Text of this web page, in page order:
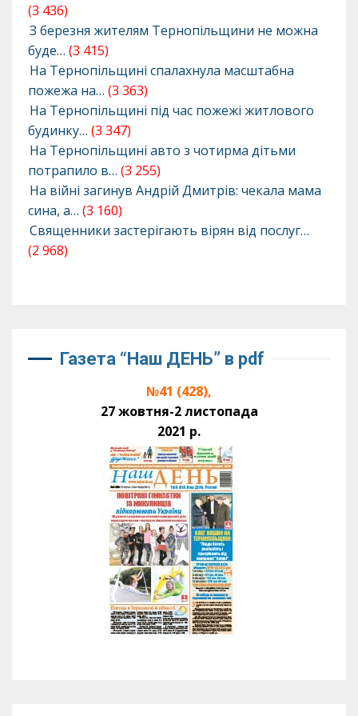
(3 436)
З березня жителям Тернопільщини не можна
буде… (3 415)
На Тернопільщині спалахнула масштабна
пожежа на… (3 363)
На Тернопільщині під час пожежі житлового
будинку… (3 347)
На Тернопільщині авто з чотирма дітьми
потрапило в… (3 255)
На війні загинув Андрій Дмитрів: чекала мама
сина, а… (3 160)
Священники застерігають вірян від послуг…
(2 968)
Газета “Наш ДЕНЬ” в pdf
№41 (428),
27 жовтня-2 листопада
2021 р.